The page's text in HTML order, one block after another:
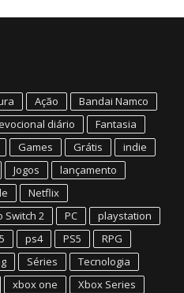
Ação
Bandai Namco
diário
Fantasia
Games Grátis
indie
Jogos
lançamento
Netflix
Switch 2 PC
playstation
ps4 PS5
RPG
Séries
Tecnologia
xbox one
Xbox Series